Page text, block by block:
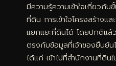
มีความรู้ความเข้าใจเกี่ยวกั
ที่ดิน การเข้าใจโครงสร้าง
แยกแยะที่ดินได้ โดยปกติแล้
ตรงกับข้อมูลที่เจ้าของยืนยั
ได้แก่ เข้าไปที่สำนักงานที่ดิ